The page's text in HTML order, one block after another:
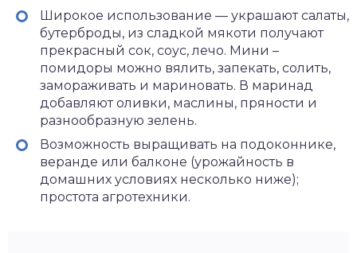
Широкое использование — украшают салаты,
бутерброды, из сладкой мякоти получают
прекрасный сок, соус, лечо. Мини –
помидоры можно вялить, запекать, солить,
замораживать и мариновать. В маринад
добавляют оливки, маслины, пряности и
разнообразную зелень.
Возможность выращивать на подоконнике,
веранде или балконе (урожайность в
домашних условиях несколько ниже);
простота агротехники.